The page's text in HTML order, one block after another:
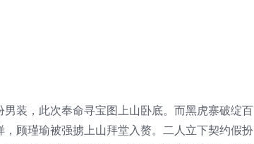
装，此次奉命寻宝图上山卧底。而黑虎寨破绽百
顾瑾瑜被强掳上山拜堂入赘。二人立下契约假扮